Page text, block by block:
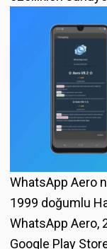
WhatsApp Aero
1999 doğumlu
WhatsApp Aero,
Google Play